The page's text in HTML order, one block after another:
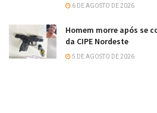
6 DE AGOSTO DE 2026
Homem morre após se
da CIPE Nordeste
5 DE AGOSTO DE 2026